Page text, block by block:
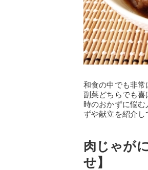
和食の中でも非常
副菜どちらでも
時のおかずに悩
ずや献立を紹介し
肉じゃが
せ】